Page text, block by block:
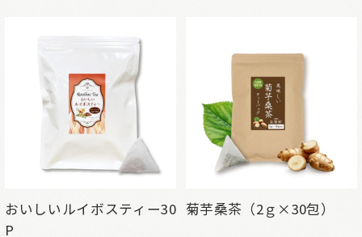
おいしいルイボスティー30
P
菊芋桑茶（2ｇ×30包）